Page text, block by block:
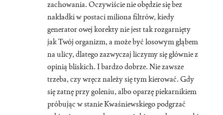
zachowania. Oczywiście nie obędzie się bez
nakładki w postaci miliona filtrów, kiedy
generator owej korekty nie jest tak rozgarnięty
jak Twój organizm, a może być losowym głąbem
na ulicy, dlatego zazwyczaj liczymy się głównie z
opinią bliskich. I bardzo dobrze. Nie zawsze
trzeba, czy wręcz należy się tym kierować. Gdy
się zatnę przy goleniu, albo oparzę piekarnikiem
próbując w stanie Kwaśniewskiego podgrzać